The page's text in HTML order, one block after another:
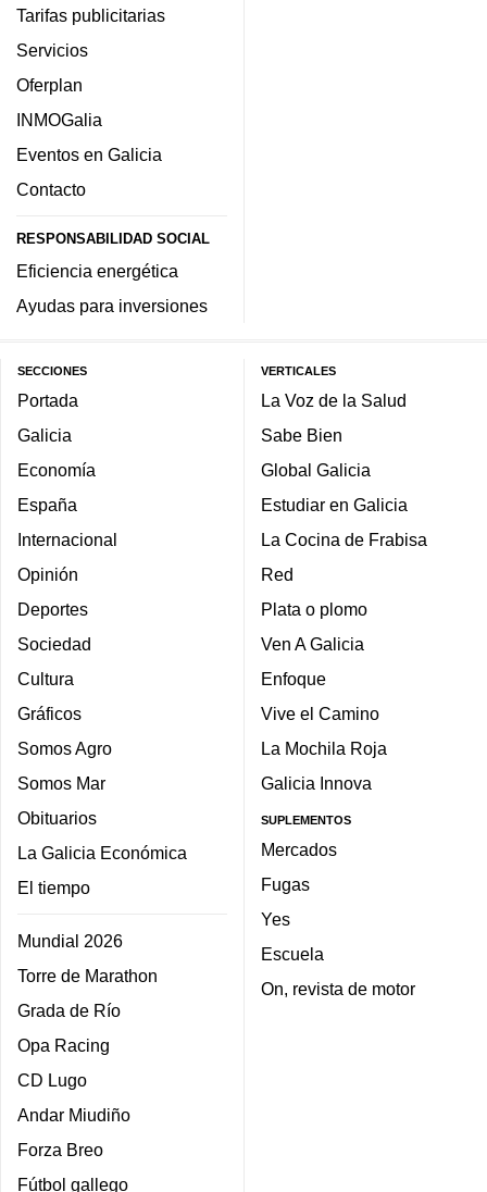
Tarifas publicitarias
Servicios
Oferplan
INMOGalia
Eventos en Galicia
Contacto
RESPONSABILIDAD SOCIAL
Eficiencia energética
Ayudas para inversiones
SECCIONES
Portada
Galicia
Economía
España
Internacional
Opinión
Deportes
Sociedad
Cultura
Gráficos
Somos Agro
Somos Mar
Obituarios
La Galicia Económica
El tiempo
Mundial 2026
Torre de Marathon
Grada de Río
Opa Racing
CD Lugo
Andar Miudiño
Forza Breo
Fútbol gallego
VERTICALES
La Voz de la Salud
Sabe Bien
Global Galicia
Estudiar en Galicia
La Cocina de Frabisa
Red
Plata o plomo
Ven A Galicia
Enfoque
Vive el Camino
La Mochila Roja
Galicia Innova
SUPLEMENTOS
Mercados
Fugas
Yes
Escuela
On, revista de motor